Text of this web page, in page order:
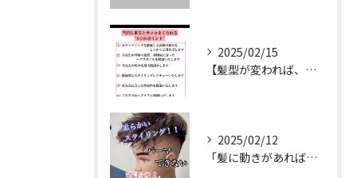
2025/02/15
【髪型が変われば、人生が変わる。
2025/02/12
「髪に動きがあれば印象は変わる！」